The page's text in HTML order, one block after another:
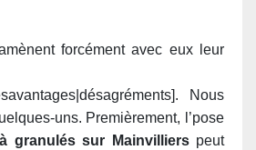
forcément avec eux leur
Nous
uns. Premièrement, l’pose
granulés sur Mainvillierspeut